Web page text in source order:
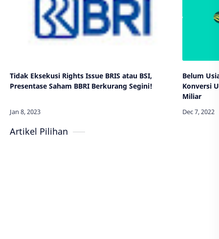
Tidak Eksekusi Rights Issue BRIS atau BSI,
Presentase Saham BBRI Berkurang Segini!
Belum
Konversi
Miliar
Artikel Pilihan